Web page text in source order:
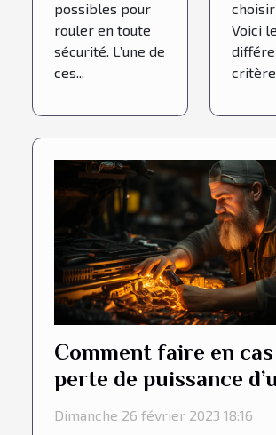
possibles pour
rouler en toute
sécurité. L’une de
ces...
Voici
Comment faire en
perte de puissance
voiture diesel sans le
Dimanche 26 février 2023 18:16